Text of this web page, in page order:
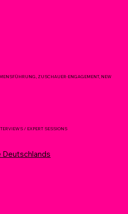
ZUSCHAUER-ENGAGEMENT, NEW
/ EXPERT SESSIONS
Deutschlands